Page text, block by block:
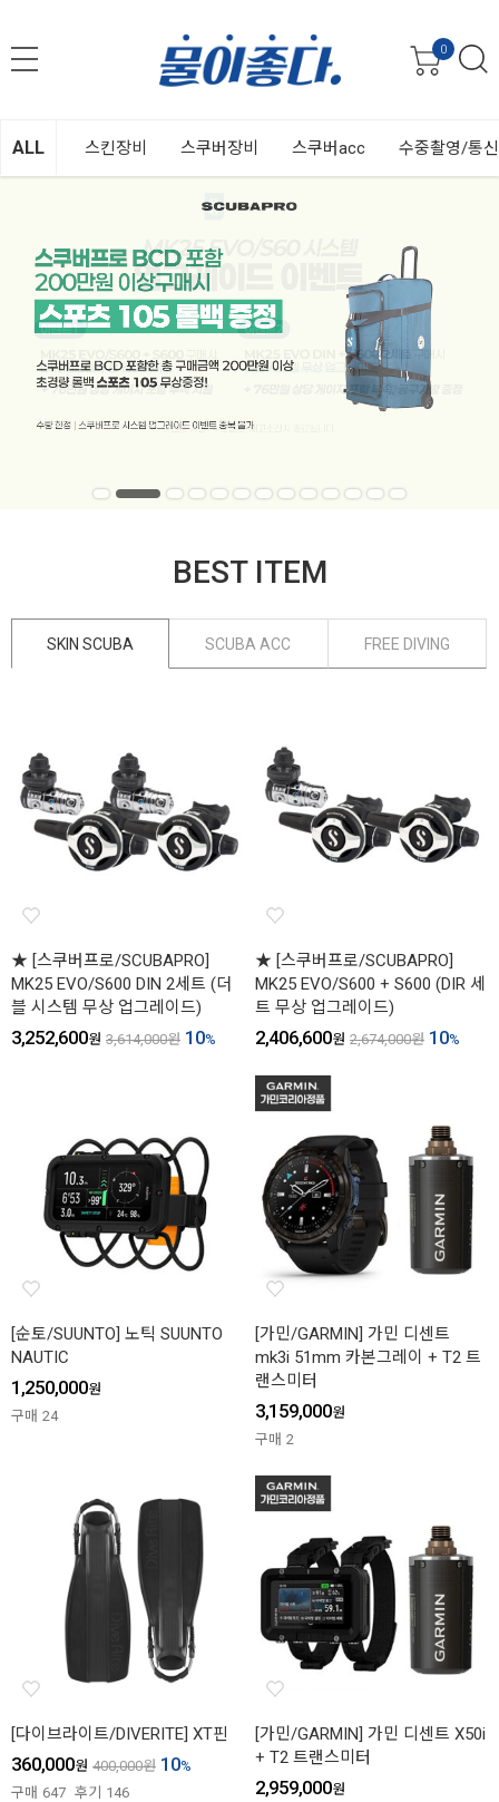
0
ALL 스킨장비 스쿠버장비 스쿠버acc 수중촬영/통
BEST ITEM
SKIN SCUBA SCUBA ACC FREE DIVING
★ [스쿠버프로/SCUBAPRO]
MK25 EVO/S600 DIN 2세트 (더
블 시스템 무상 업그레이드)
3,252,600원 3,614,000원 10%
★ [스쿠버프로/SCUBAPRO]
MK25 EVO/S600 + S600 (DIR 세
트 무상 업그레이드)
2,406,600원 2,674,000원 10%
[순토/SUUNTO] 노틱 SUUNTO
NAUTIC
1,250,000원
구매 24
[가민/GARMIN] 가민 디센트
mk3i 51mm 카본그레이 + T2 트
랜스미터
3,159,000원
구매 2
[다이브라이트/DIVERITE] XT핀
360,000원 400,000원 10%
구매 647 후기 146
[가민/GARMIN] 가민 디센트 X50i
+ T2 트랜스미터
2,959,000원